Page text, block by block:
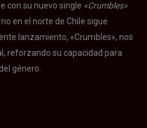
con su nuevo single «Crumbles»
en el norte de Chile sigue
lanzamiento, «Crumbles», nos
reforzando su capacidad para
género.